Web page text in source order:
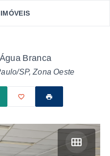
Branca
SP, Zona Oeste